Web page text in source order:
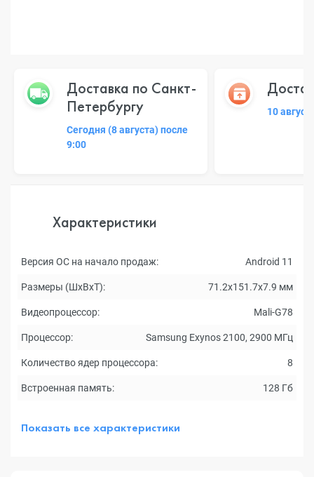
Доставка по Санкт-
Петербургу
Сегодня (8 августа) после
9:00
10
Характеристики
Версия ОС на начало продаж: Android 11
Размеры (ШxВxТ): 71.2x151.7x7.9 мм
Видеопроцессор: Mali-G78
Процессор: Samsung Exynos 2100, 2900 МГц
Количество ядер процессора: 8
Встроенная память: 128 Гб
Показать все характеристики